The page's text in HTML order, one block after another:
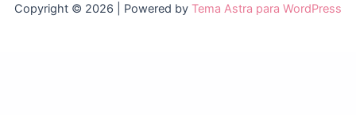
Copyright © 2026 | Powered by Tema Astra para WordPress